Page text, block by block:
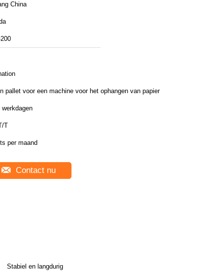
China
pallet voor een machine voor het ophangen van papier
werkdagen
T
per maand
Contact nu
Stabiel en langdurig